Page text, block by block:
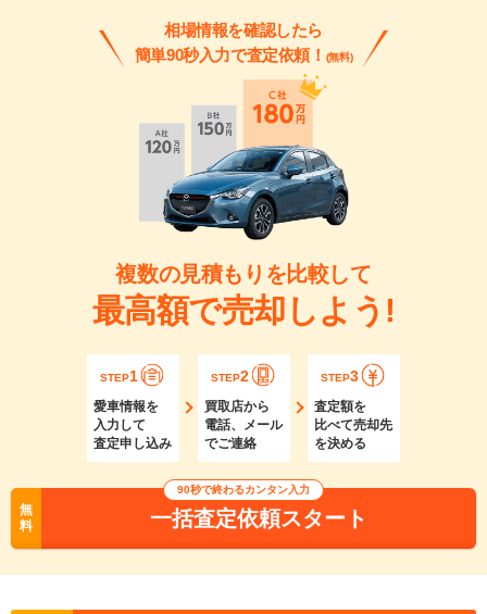
相場情報を確認したら
簡単90秒入力で査定依頼！ (無料)
複数の見積もりを比較して
最高額で売却しよう!
STEP1
愛車情報を
入力して
査定申し込み
STEP2
買取店から
電話、メール
でご連絡
STEP3
査定額を
比べて売却先
を決める
無
料
90秒で終わるカンタン入力
一括査定依頼スタート